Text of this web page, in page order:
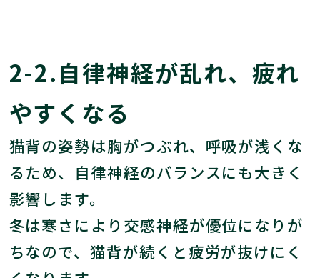
2-2.自律神経が乱れ、疲れ
やすくなる
猫背の姿勢は胸がつぶれ、呼吸が浅くな
るため、自律神経のバランスにも大きく
影響します。
冬は寒さにより交感神経が優位になりが
ちなので、猫背が続くと疲労が抜けにく